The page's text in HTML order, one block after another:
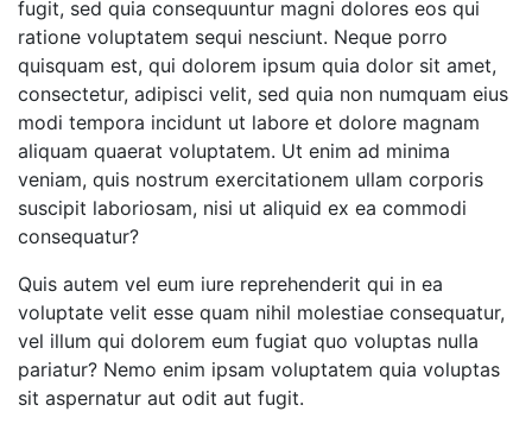
fugit, sed quia consequuntur magni dolores eos qui
ratione voluptatem sequi nesciunt. Neque porro
quisquam est, qui dolorem ipsum quia dolor sit amet,
consectetur, adipisci velit, sed quia non numquam eius
modi tempora incidunt ut labore et dolore magnam
aliquam quaerat voluptatem. Ut enim ad minima
veniam, quis nostrum exercitationem ullam corporis
suscipit laboriosam, nisi ut aliquid ex ea commodi
consequatur?
Quis autem vel eum iure reprehenderit qui in ea
voluptate velit esse quam nihil molestiae consequatur,
vel illum qui dolorem eum fugiat quo voluptas nulla
pariatur? Nemo enim ipsam voluptatem quia voluptas
sit aspernatur aut odit aut fugit.